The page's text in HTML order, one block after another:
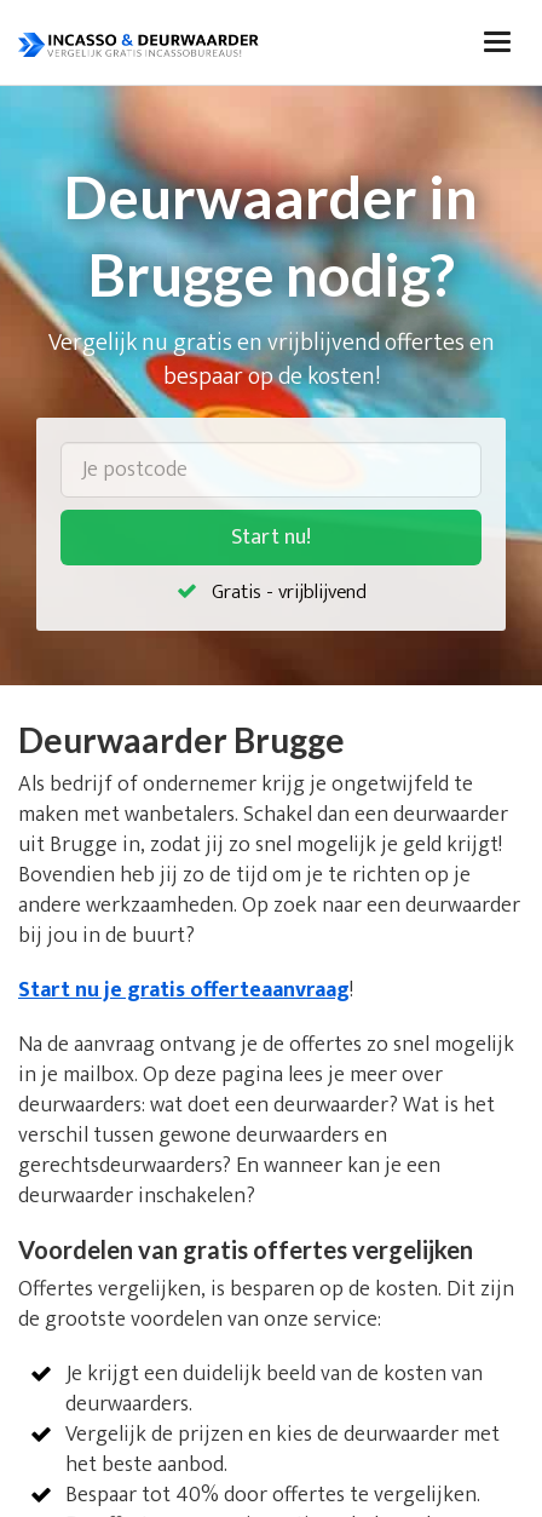
Deurwaarder in
Brugge nodig?
Vergelijk nu gratis en vrijblijvend offertes en
bespaar op de kosten!
Start nu!
Gratis - vrijblijvend
Deurwaarder Brugge
Als bedrijf of ondernemer krijg je ongetwijfeld te
maken met wanbetalers. Schakel dan een deurwaarder
uit Brugge in, zodat jij zo snel mogelijk je geld krijgt!
Bovendien heb jij zo de tijd om je te richten op je
andere werkzaamheden. Op zoek naar een deurwaarder
bij jou in de buurt?
Start nu je gratis offerteaanvraag!
Na de aanvraag ontvang je de offertes zo snel mogelijk
in je mailbox. Op deze pagina lees je meer over
deurwaarders: wat doet een deurwaarder? Wat is het
verschil tussen gewone deurwaarders en
gerechtsdeurwaarders? En wanneer kan je een
deurwaarder inschakelen?
Voordelen van gratis offertes vergelijken
Offertes vergelijken, is besparen op de kosten. Dit zijn
de grootste voordelen van onze service:
Je krijgt een duidelijk beeld van de kosten van
deurwaarders.
Vergelijk de prijzen en kies de deurwaarder met
het beste aanbod.
Bespaar tot 40% door offertes te vergelijken.